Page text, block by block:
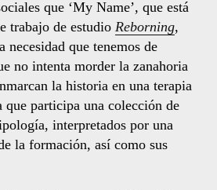
que ‘My Name’, que está
trabajo de estudio Reborning,
necesidad que tenemos de
no intenta morder la zanahoria
la historia en una terapia
que participa una colección de
interpretados por una
la formación, así como sus